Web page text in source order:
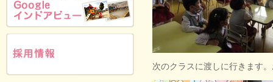
次のクラスに渡しに行きます